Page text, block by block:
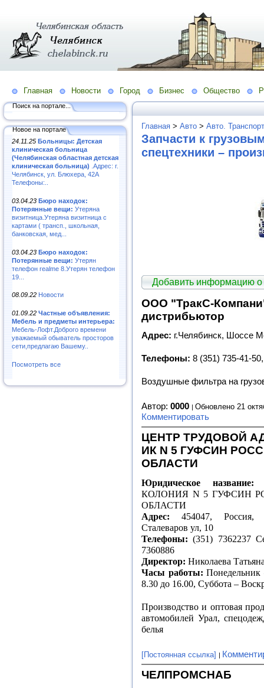
Главная Новости Город Бизнес Общество
Поиск на портале...
Новое на портале
24.11.25 Больницы: Детская
клиническая больница
(Челябинская областная детская
клиническая больница) .Адрес: г.
Челябинск, ул. Блюхера, 42А
Телефоны:..
03.04.23 Бюро находок:
Потерянные вещи: Утеряна
визитница.Утеряна визитница с
картами ( трансп., школьная,
банковская, мед...
03.04.23 Бюро находок:
Потерянные вещи: Утерян
телефон realme 8.Утерян телефон
19...
08.09.22 Новости
01.09.22 Частные объявления:
Мебель и предметы интерьера:
Мебель-Лофт.Доброго времени
уважаемый обыватель просторов
сети,предлагаю Вашему..
Посмотреть все
Главная > Авто > Авто.
Запчасти к
спецтехники –
Добавить информацию о
ООО "ТракС-
дистрибьютор
Адрес: г.Челябинск, Шоссе
Телефоны: 8 (351) 735-41-
Воздушные фильтра на
Автор: 0000 Обновлено 21
Комментировать
ЦЕНТР ТРУДОВОЙ
ИК N 5 ГУФСИН
ОБЛАСТИ
Юридическое название:
КОЛОНИЯ N 5 ГУФСИН
ОБЛАСТИ
Адрес: 454047, Россия,
Сталеваров ул, 10
Телефоны: (351) 7362237
7360886
Директор: Николаева
Часы работы:Понедельник
8.30 до 16.00, Суббота –
Производство и оптовая
автомобилей Урал,
белья
[Постоянная ссылка]
ЧЕЛПРОМСНАБ